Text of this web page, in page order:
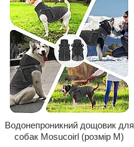
Водонепроникний дощовик для
собак Mosucoirl (розмір М)